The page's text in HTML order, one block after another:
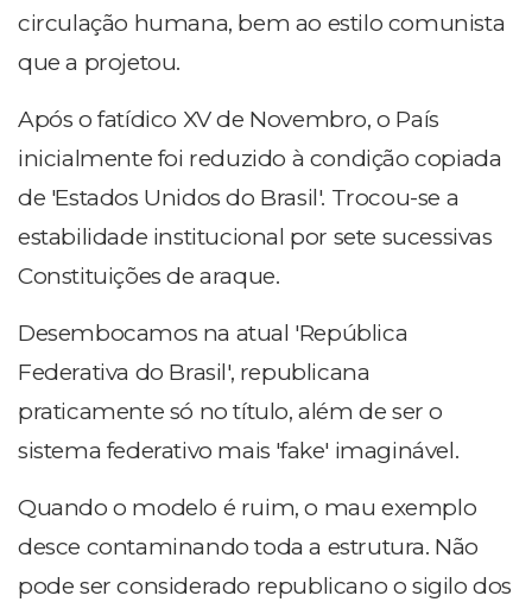
circulação humana, bem ao estilo comunista
que a projetou.
Após o fatídico XV de Novembro, o País
inicialmente foi reduzido à condição copiada
de 'Estados Unidos do Brasil'. Trocou-se a
estabilidade institucional por sete sucessivas
Constituições de araque.
Desembocamos na atual 'República
Federativa do Brasil', republicana
praticamente só no título, além de ser o
sistema federativo mais 'fake' imaginável.
Quando o modelo é ruim, o mau exemplo
desce contaminando toda a estrutura. Não
pode ser considerado republicano o sigilo dos